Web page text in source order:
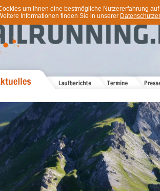
um Ihnen eine bestmögliche Nutzererfahrung
Informationen finden Sie in unserer